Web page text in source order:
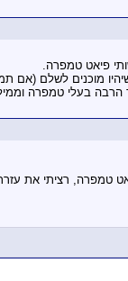
פיאט טמפרה.
מוכנים לשלם (אם
הרבה בעלי טמפרה
טמפרה, רציתי את